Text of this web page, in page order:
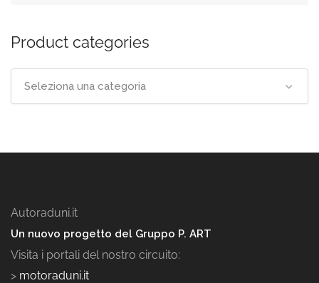
Product categories
Seleziona una categoria
Autoraduni.it
Un nuovo progetto del Gruppo P. ART
Visita i portali del nostro circuito:
> motoraduni.it